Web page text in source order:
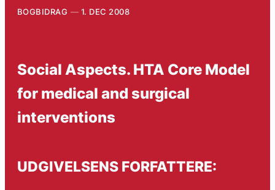
BOGBIDRAG 1. DEC 2008
Social Aspects. HTA Core Model
for medical and surgical
interventions
UDGIVELSENS FORFATTERE: